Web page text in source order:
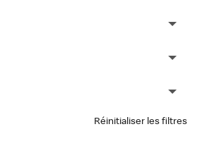
Réinitialiser les filtres